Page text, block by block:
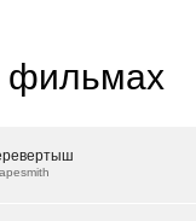
фильмах